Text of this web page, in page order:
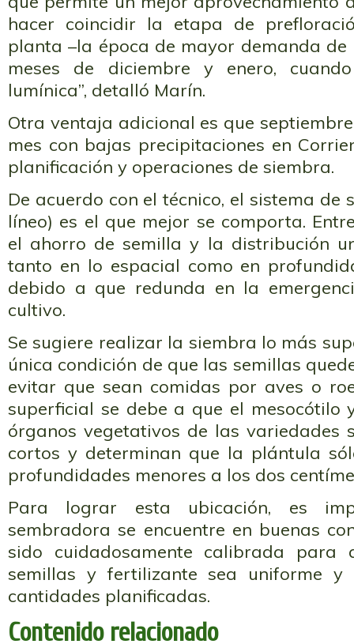
hacer coincidir la etapa de
planta –la época de mayor demanda de
meses de diciembre y enero,
lumínica”, detalló Marín.
Otra ventaja adicional es que
mes con bajas precipitaciones en
planificación y operaciones de siembra.
De acuerdo con el técnico, el sistema de
líneo) es el que mejor se comporta.
el ahorro de semilla y la distribución
tanto en lo espacial como en
debido a que redunda en la
cultivo.
Se sugiere realizar la siembra lo más
única condición de que las semillas
evitar que sean comidas por aves o
superficial se debe a que el mesocótilo
órganos vegetativos de las variedades
cortos y determinan que la plántula
profundidades menores a los dos
Para lograr esta ubicación, es
sembradora se encuentre en buenas
sido cuidadosamente calibrada para
semillas y fertilizante sea uniforme y
cantidades planificadas.
Contenido relacionado